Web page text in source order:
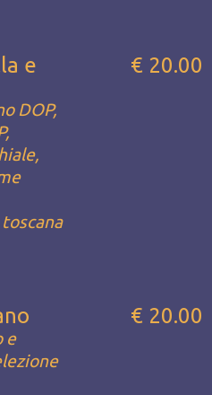
e
DOP,
€ 20.00
e
€ 20.00